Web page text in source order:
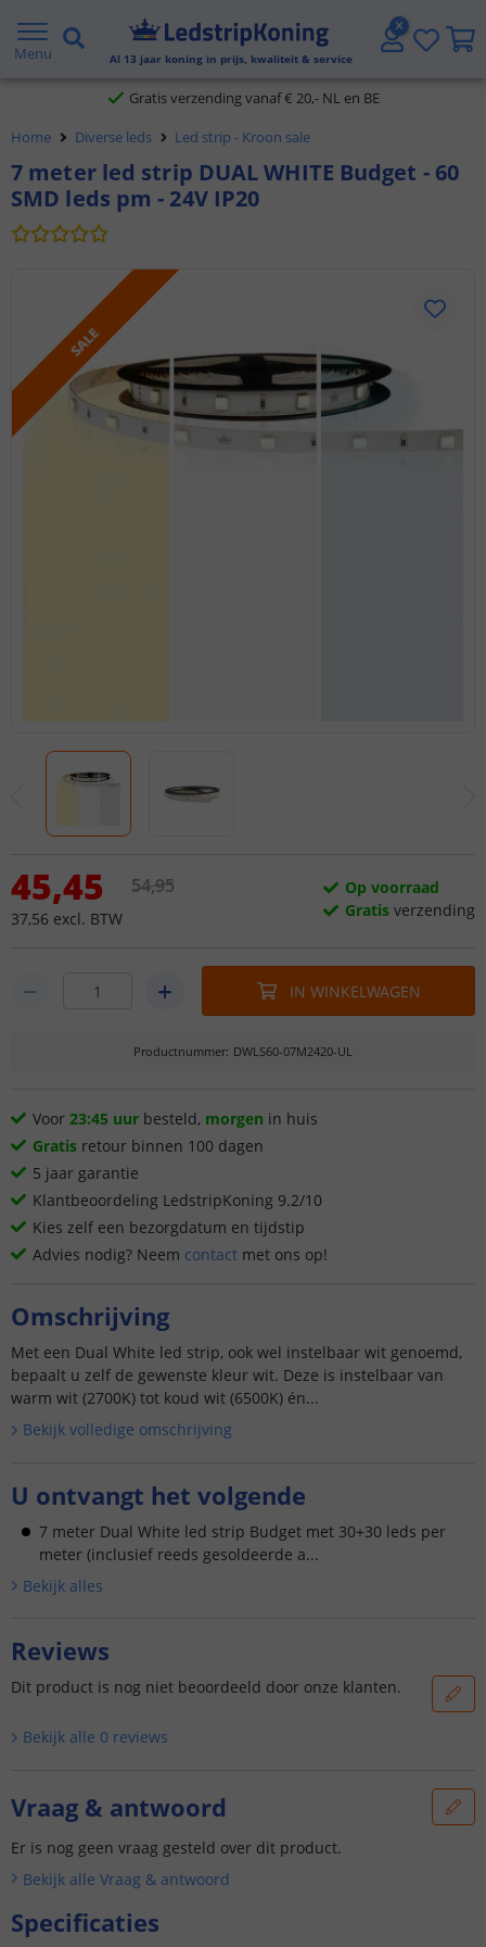
Menu Al 13 jaar koning in prijs, kwaliteit & service
5 jaar garantie
Gratis verzending vanaf € 20,- NL en BE
Klantbeoordeling 9.1
Voor 23:45 uur besteld,
Home Diverse leds Led strip - Kroon sale
7 meter led strip DUAL WHITE Budget - 60
SMD leds pm - 24V IP20
SALE
45,45
37,56 excl. BTW
54,95
Op voorraad
Gratis verzending
IN WINKELWAGEN
Productnummer: DWLS60-07M2420-UL
Voor 23:45 uur besteld, morgen in huis
Gratis retour binnen 100 dagen
5 jaar garantie
Klantbeoordeling LedstripKoning 9.2/10
Kies zelf een bezorgdatum en tijdstip
Advies nodig? Neem contact met ons op!
Omschrijving
Met een Dual White led strip, ook wel instelbaar wit genoemd,
bepaalt u zelf de gewenste kleur wit. Deze is instelbaar van
warm wit (2700K) tot koud wit (6500K) én...
Bekijk volledige omschrijving
U ontvangt het volgende
7 meter Dual White led strip Budget met 30+30 leds per
meter (inclusief reeds gesoldeerde a...
Bekijk alles
Reviews
Dit product is nog niet beoordeeld door onze klanten.
Bekijk alle 0 reviews
Vraag & antwoord
Er is nog geen vraag gesteld over dit product.
Bekijk alle Vraag & antwoord
Specificaties